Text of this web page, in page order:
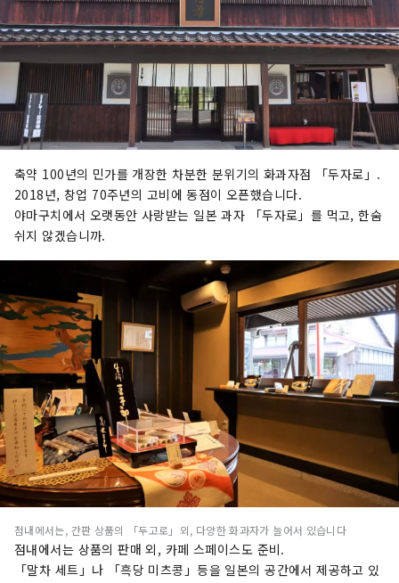
【코스프레 체험 “유신 de 코스프레”】
・고교생 이상 30분 1,500엔, 1시간
2,000엔
・중학생 이하 30분 800엔, 1시간 1,000
엔
축약 100년의 민가를 개장한 차분한 분위기의 화과자점 「두자로」.
2018년, 창업 70주년의 고비에 동점이 오픈했습니다.
야마구치에서 오랫동안 사랑받는 일본 과자 「두자로」를 먹고, 한숨
쉬지 않겠습니까.
점내에서는, 간판 상품의 「두고로」외, 다양한 화과자가 늘어서 있습니다
점내에서는 상품의 판매 외, 카페 스페이스도 준비.
「말차 세트」나 「흑당 미츠콩」등을 일본의 공간에서 제공하고 있